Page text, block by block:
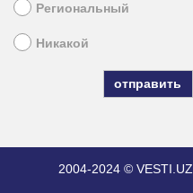
Региональный
Никакой
2004-2024 © VESTI.UZ